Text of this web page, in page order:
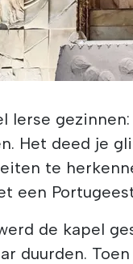
Ierse
Het deed je
te
een
de kapel
duurden.